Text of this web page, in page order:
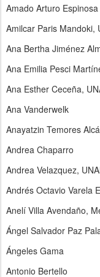
Amado Arturo
Amilcar Paris Mandoki,
Ana Bertha Jiménez
Ana Emilia Pesci
Ana Esther Ceceña,
Ana Vanderwelk
Anayatzin Temores
Andrea Chaparro
Andrea Velazquez,
Andrés Octavio Varela
Anelí Villa Avendaño,
Ángel Salvador Paz
Ángeles Gama
Antonio Bertello